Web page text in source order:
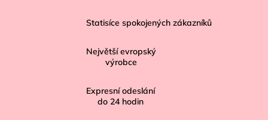
Statisíce spokojených zákazníků
Největší evropský
výrobce
Expresní odeslání
do 24 hodin